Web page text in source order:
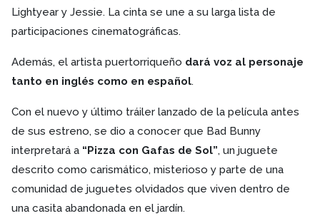
Lightyear y Jessie. La cinta se une a su larga lista de
participaciones cinematográficas.
Además, el artista puertorriqueño dará voz al personaje
tanto en inglés como en español.
Con el nuevo y último tráiler lanzado de la película antes
de sus estreno, se dio a conocer que Bad Bunny
interpretará a “Pizza con Gafas de Sol”, un juguete
descrito como carismático, misterioso y parte de una
comunidad de juguetes olvidados que viven dentro de
una casita abandonada en el jardín.